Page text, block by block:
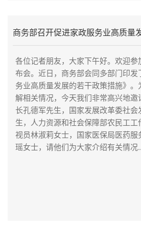
商务部召开促进家政服务业高质量
各位记者朋友，大家下午好。欢迎参
布会。近日，商务部会同多部门印发
务业高质量发展的若干政策措施》。
解相关情况，今天我们非常高兴地邀
长孔德军先生，国家发展改革委社
生，人力资源和社会保障部农民工
视员林淑莉女士，国家医保局医药服
瑶女士，请他们为大家介绍有关情况